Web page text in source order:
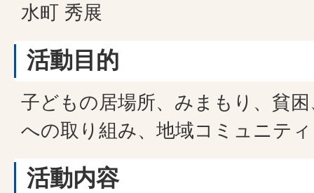
水町 秀展
活動目的
子どもの居場所、みまもり、貧
への取り組み、地域コミュニティ
活動内容